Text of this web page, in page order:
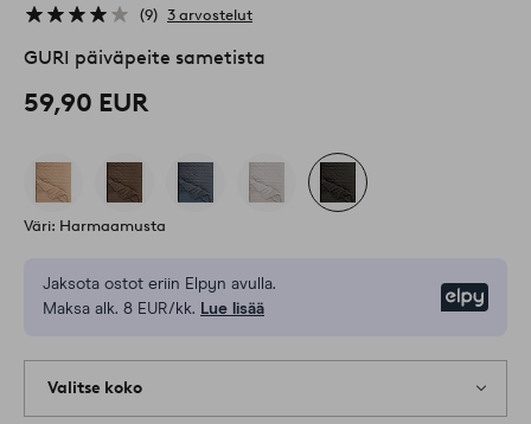
9 3 arvostelut
GURI päiväpeite sametista
59,90 EUR
Väri: Harmaamusta
Jaksota ostot eriin Elpyn avulla.
Maksa alk. 8 EUR/kk. Lue lisää
Valitse koko